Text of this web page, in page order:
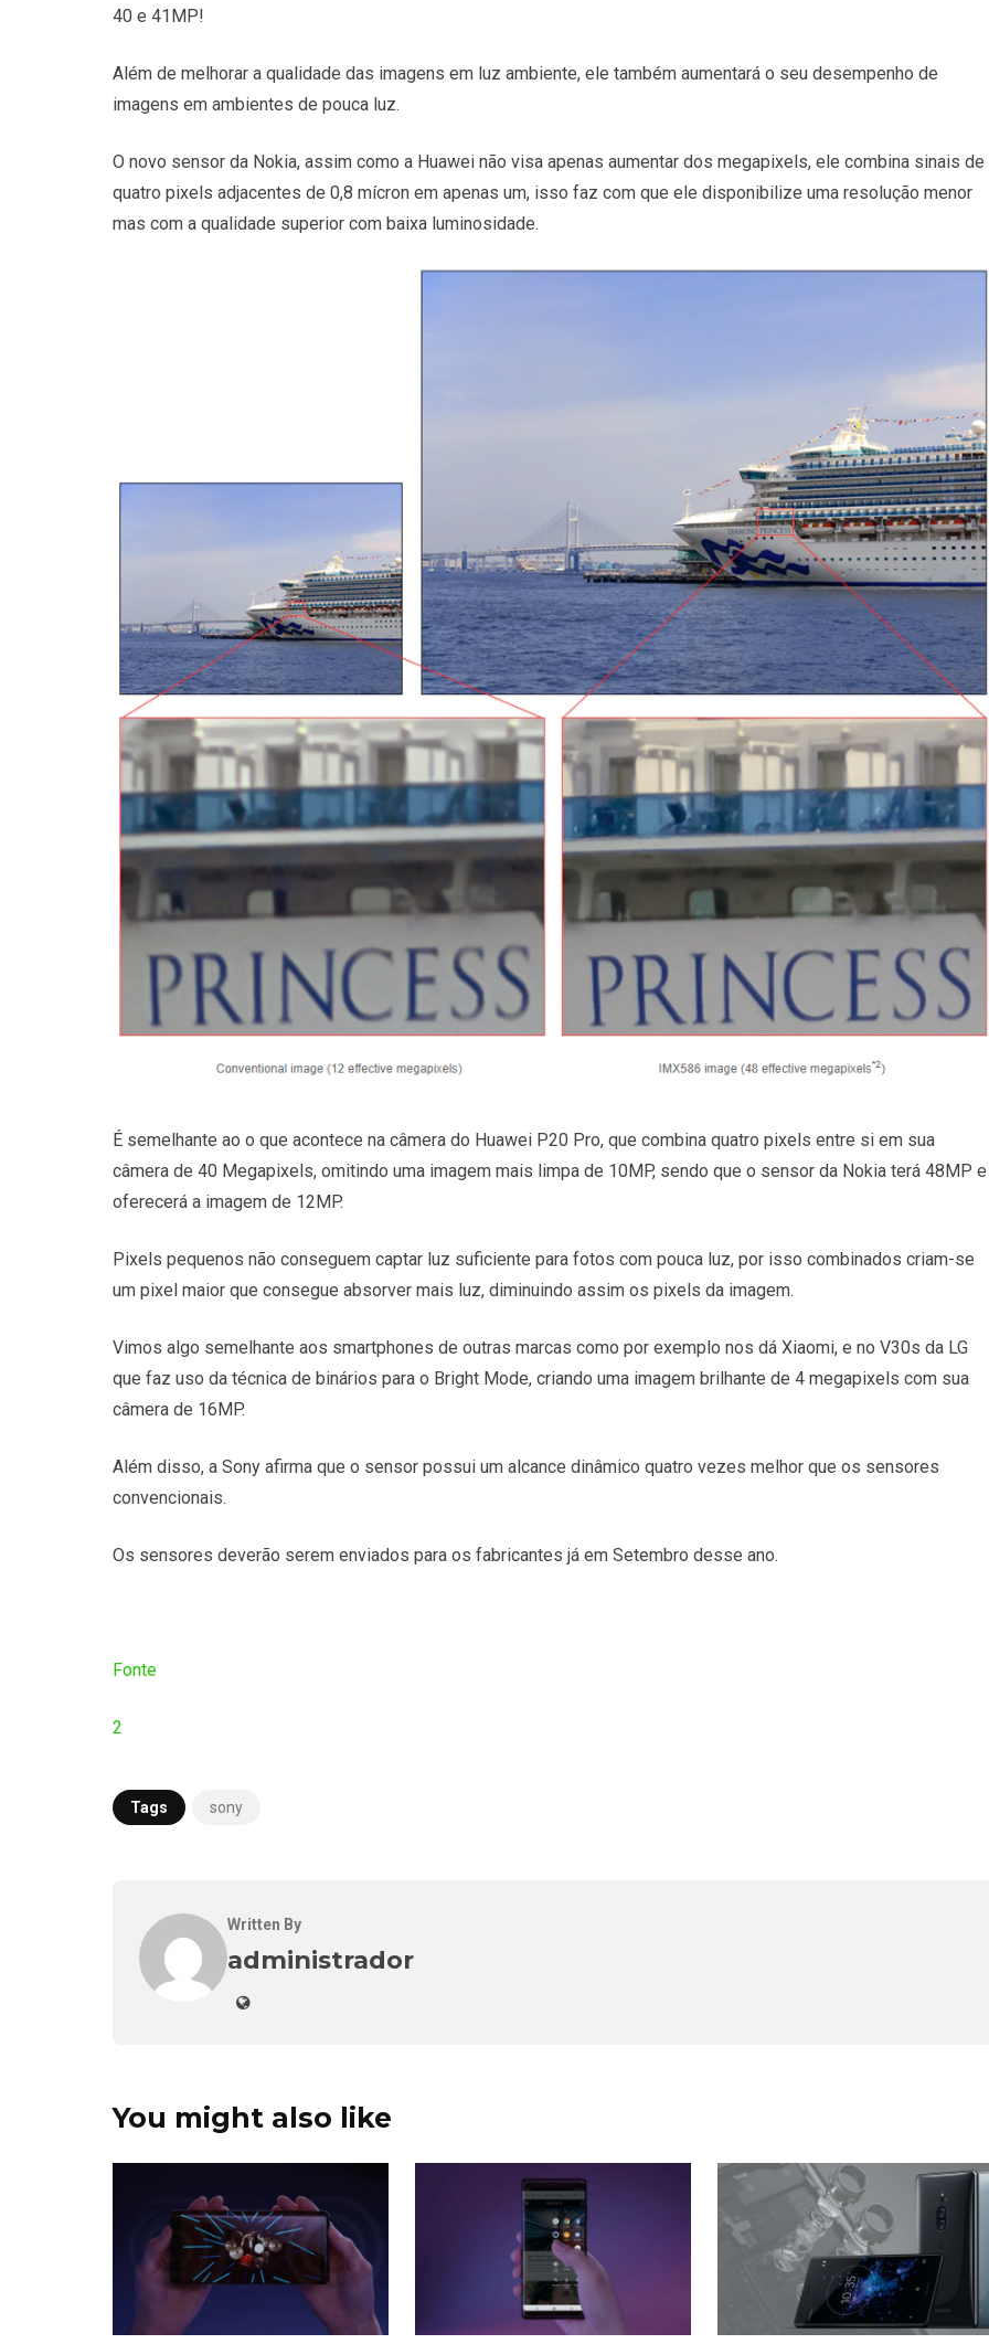
40 e 41MP!
Além de melhorar a qualidade das imagens em luz ambiente, ele também aumentará o seu desempenho de
imagens em ambientes de pouca luz.
O novo sensor da Nokia, assim como a Huawei não visa apenas aumentar dos megapixels, ele combina sinais de
quatro pixels adjacentes de 0,8 mícron em apenas um, isso faz com que ele disponibilize uma resolução menor
mas com a qualidade superior com baixa luminosidade.
É semelhante ao o que acontece na câmera do Huawei P20 Pro, que combina quatro pixels entre si em sua
câmera de 40 Megapixels, omitindo uma imagem mais limpa de 10MP, sendo que o sensor da Nokia terá 48MP e
oferecerá a imagem de 12MP.
Pixels pequenos não conseguem captar luz suficiente para fotos com pouca luz, por isso combinados criam-se
um pixel maior que consegue absorver mais luz, diminuindo assim os pixels da imagem.
Vimos algo semelhante aos smartphones de outras marcas como por exemplo nos dá Xiaomi, e no V30s da LG
que faz uso da técnica de binários para o Bright Mode, criando uma imagem brilhante de 4 megapixels com sua
câmera de 16MP.
Além disso, a Sony afirma que o sensor possui um alcance dinâmico quatro vezes melhor que os sensores
convencionais.
Os sensores deverão serem enviados para os fabricantes já em Setembro desse ano.
Fonte
2
Tags sony
Written By
administrador
You might also like